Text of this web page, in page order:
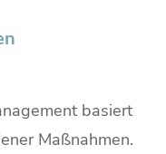
basiert
Maßnahmen.